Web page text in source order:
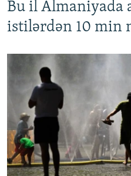
Bu il Almaniyada
istilərdən 10 min